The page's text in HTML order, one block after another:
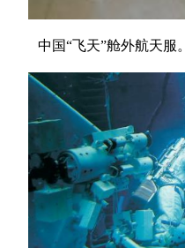
中国“飞天”舱外航天服。